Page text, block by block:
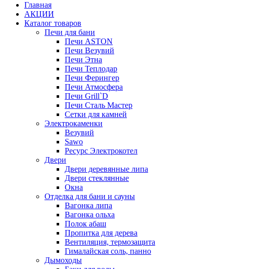
Главная
АКЦИИ
Каталог товаров
Печи для бани
Печи ASTON
Печи Везувий
Печи Этна
Печи Теплодар
Печи Ферингер
Печи Атмосфера
Печи Grill`D
Печи Сталь Мастер
Сетки для камней
Электрокаменки
Везувий
Sawo
Ресурс Электрокотел
Двери
Двери деревянные липа
Двери стеклянные
Окна
Отделка для бани и сауны
Вагонка липа
Вагонка ольха
Полок абаш
Пропитка для дерева
Вентиляция, термозащита
Гималайская соль, панно
Дымоходы